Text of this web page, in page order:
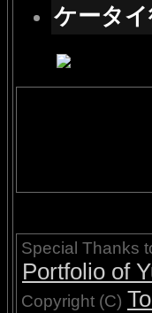
ケータ
Special Thanks
Portfolio of
Copyright (C)